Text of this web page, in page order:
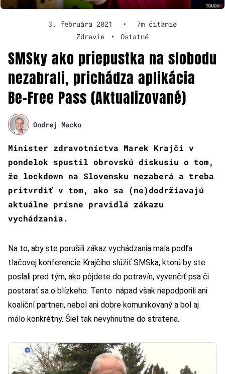
3. februára 2021 •
7m čítanie
Zdravie
• Ostatné
SMSky ako priepustka na slobodu
nezabrali, prichádza aplikácia
Be-Free Pass (Aktualizované)
Ondrej Macko
Minister zdravotníctva Marek Krajči v
pondelok spustil obrovskú diskusiu o tom,
že lockdown na Slovensku nezaberá a treba
pritvrdiť v tom, ako sa (ne)dodržiavajú
aktuálne prísne pravidlá zákazu
vychádzania.
Na to, aby ste porušili zákaz vychádzania mala podľa
tlačovej konferencie Krajčiho slúžiť SMSka, ktorú by ste
poslali pred tým, ako pôjdete do potravín, vyvenčiť psa či
postarať sa o blízkeho. Tento nápad však nepodporili ani
koaliční partneri, nebol ani dobre komunikovaný a bol aj
málo konkrétny. Šiel tak nevyhnutne do stratena.